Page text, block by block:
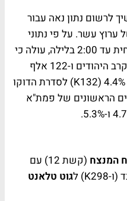
לרשום נתון נאה עבור
ערוץ עשר. על פי נתוני
צפייה ראשוניים, כולל צפייה נדחית עד 2:00 בלילה, עולה כי
בסדרה המשפטית רשם 5.6% בקרב היהודים ו-122 אלף
K) לסדרת הדוקו
2 הפרקים הראשונים של פמת"א
המנצח
(קשת 12) עם
K) לגוט טלאנט